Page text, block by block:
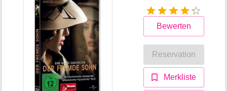
Bewerten
Reservation
Merkliste